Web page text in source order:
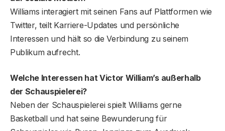
Williams interagiert mit seinen Fans auf Plattformen wie
Twitter, teilt Karriere-Updates und persönliche
Interessen und hält so die Verbindung zu seinem
Publikum aufrecht.
Welche Interessen hat Victor William’s außerhalb
der Schauspielerei?
Neben der Schauspielerei spielt Williams gerne
Basketball und hat seine Bewunderung für